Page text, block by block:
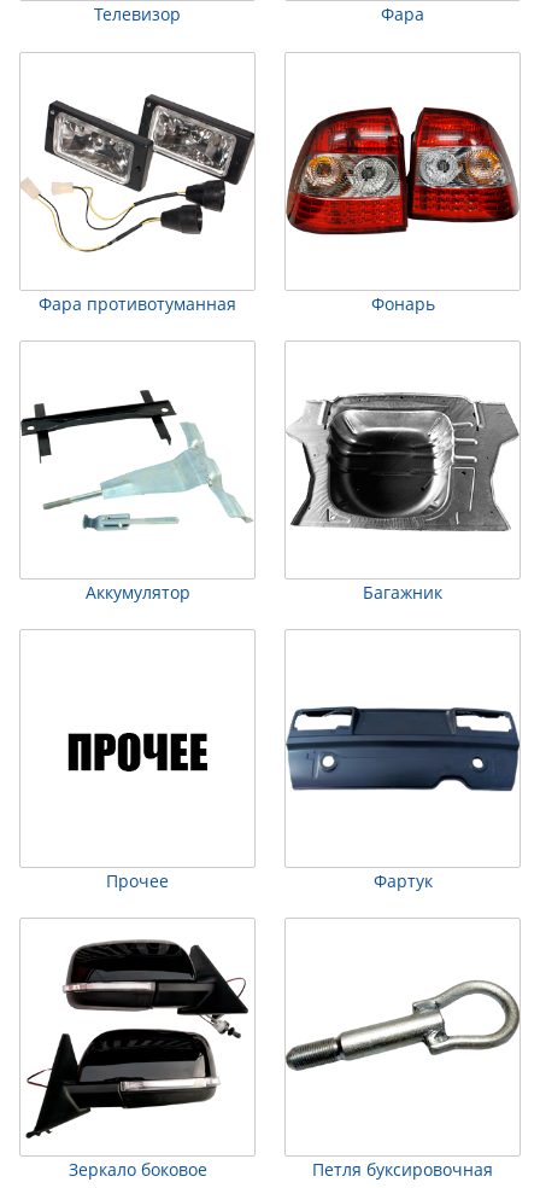
Телевизор Фара
Фара противотуманная Фонарь
Аккумулятор Багажник
Прочее Фартук
Зеркало боковое Петля буксировочная